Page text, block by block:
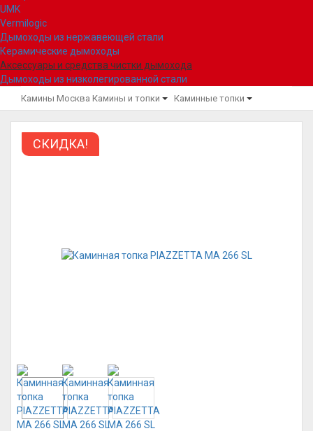
UMK
Vermilogic
Дымоходы из нержавеющей стали
Керамические дымоходы
Аксессуары и средства чистки дымохода
Дымоходы из низколегированной стали
Камины Москва Камины и топки Каминные топки
СКИДКА!